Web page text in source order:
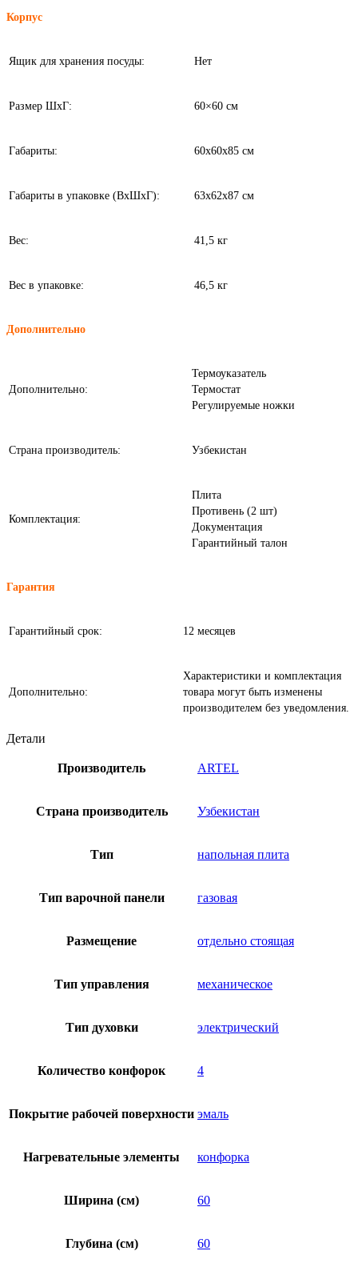
Корпус
Ящик для хранения посуды: Нет
Размер ШхГ: 60×60 см
Габариты: 60x60x85 см
Габариты в упаковке (ВхШхГ): 63x62x87 см
Вес: 41,5 кг
Вес в упаковке: 46,5 кг
Дополнительно
Дополнительно:
Термоуказатель
Термостат
Регулируемые ножки
Страна производитель: Узбекистан
Комплектация:
Плита
Противень (2 шт)
Документация
Гарантийный талон
Гарантия
Гарантийный срок: 12 месяцев
Дополнительно:
Характеристики и комплектация
товара могут быть изменены
производителем без уведомления.
Детали
Производитель ARTEL
Страна производитель Узбекистан
Тип напольная плита
Тип варочной панели газовая
Размещение отдельно стоящая
Тип управления механическое
Тип духовки электрический
Количество конфорок 4
Покрытие рабочей поверхности эмаль
Нагревательные элементы конфорка
Ширина (см) 60
Глубина (см) 60